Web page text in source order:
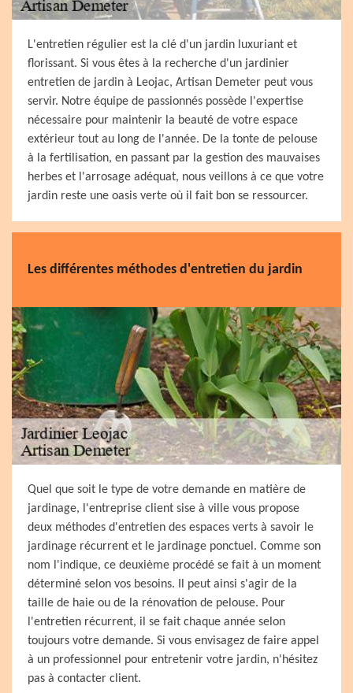
L'entretien régulier est la clé d'un jardin luxuriant et
florissant. Si vous êtes à la recherche d'un jardinier
entretien de jardin à Leojac, Artisan Demeter peut vous
servir. Notre équipe de passionnés possède l'expertise
nécessaire pour maintenir la beauté de votre espace
extérieur tout au long de l'année. De la tonte de pelouse
à la fertilisation, en passant par la gestion des mauvaises
herbes et l'arrosage adéquat, nous veillons à ce que votre
jardin reste une oasis verte où il fait bon se ressourcer.
Les différentes méthodes d'entretien du jardin
Quel que soit le type de votre demande en matière de
jardinage, l'entreprise client sise à ville vous propose
deux méthodes d'entretien des espaces verts à savoir le
jardinage récurrent et le jardinage ponctuel. Comme son
nom l'indique, ce deuxième procédé se fait à un moment
déterminé selon vos besoins. Il peut ainsi s'agir de la
taille de haie ou de la rénovation de pelouse. Pour
l'entretien récurrent, il se fait chaque année selon
toujours votre demande. Si vous envisagez de faire appel
à un professionnel pour entretenir votre jardin, n'hésitez
pas à contacter client.